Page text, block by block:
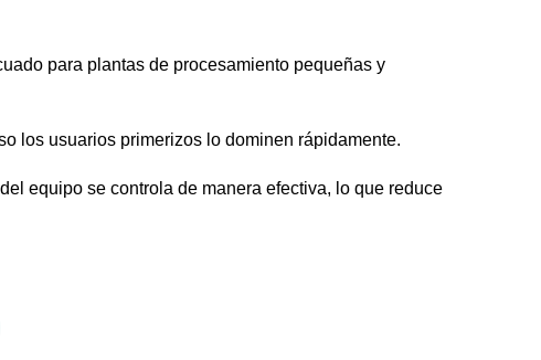
para plantas de procesamiento pequeñas y
los usuarios primerizos lo dominen rápidamente.
equipo se controla de manera efectiva, lo que reduce